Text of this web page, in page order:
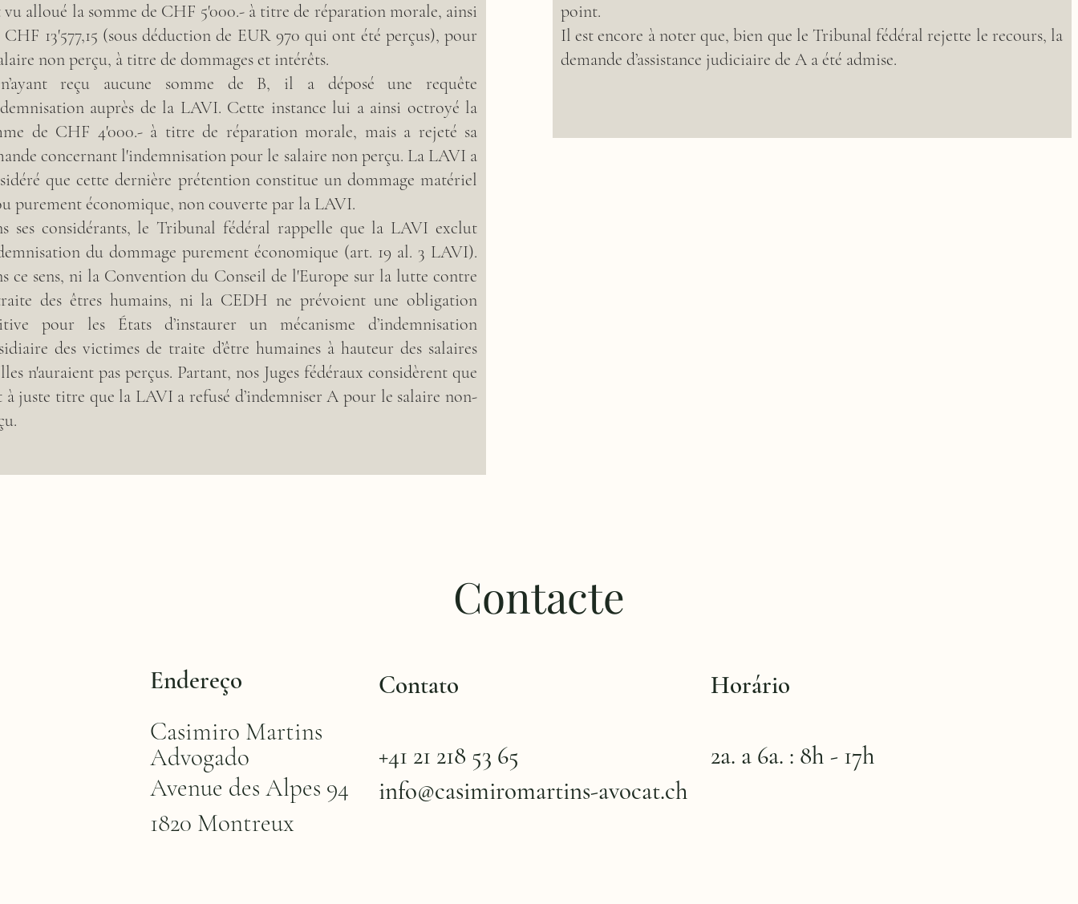
vu alloué la somme de CHF 5'000.- à titre de réparation morale, ainsi
CHF 13'577,15 (sous déduction de EUR 970 qui ont été perçus), pour
non perçu, à titre de dommages et intérêts.
reçu aucune somme de B, il a déposé une requête
auprès de la LAVI. Cette instance lui a ainsi octroyé la
de CHF 4'000.- à titre de réparation morale, mais a rejeté sa
concernant l'indemnisation pour le salaire non perçu. La LAVI a
que cette dernière prétention constitue un dommage matériel
purement économique, non couverte par la LAVI.
ses considérants, le Tribunal fédéral rappelle que la LAVI exclut
du dommage purement économique (art. 19 al. 3 LAVI).
ce sens, ni la Convention du Conseil de l'Europe sur la lutte contre
des êtres humains, ni la CEDH ne prévoient une obligation
pour les États d’instaurer un mécanisme d’indemnisation
des victimes de traite d’être humaines à hauteur des salaires
n'auraient pas perçus. Partant, nos Juges fédéraux considèrent que
à juste titre que la LAVI a refusé d’indemniser A pour le salaire non-
point.
Il est encore à noter que, bien que le Tribunal fédéral rejette le recours, la
demande d’assistance judiciaire de A a été admise.
Contacte
Endereço
Casimiro Martins
Advogado
Avenue des Alpes 94
1820 Montreux
Contato
+41 21 218 53 65
info@casimiromartins-avocat.ch
Horário
2a. a 6a. : 8h - 17h